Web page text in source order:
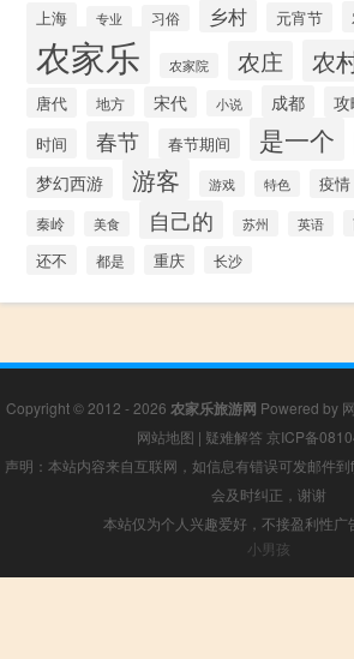
上海 专业 习俗 乡村 元宵节
农家乐 农家院 农庄 农
唐代 地方 宋代 小说 成都 攻
时间 春节 春节期间 是一个
梦幻西游 游客 游戏 特色 疫情
秦岭 美食 自己的 苏州 英语
还不 都是 重庆 长沙
Copyright © 2012 - 2026 农家乐旅游网 Powered by
网站地图 | 疑难解答 京ICP备
声明：本站内容来自互联网，如信息有错误可发邮件
会及时纠正，谢谢
本站仅为个人兴趣爱好，不接盈利性广
小男孩